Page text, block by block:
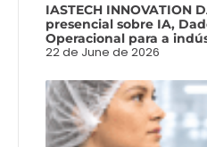
IASTECH INNOVATION
presencial sobre IA,
Operacional para a
22 de June de 2026